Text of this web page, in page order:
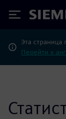
Siemens
Эта страница
Перейти к